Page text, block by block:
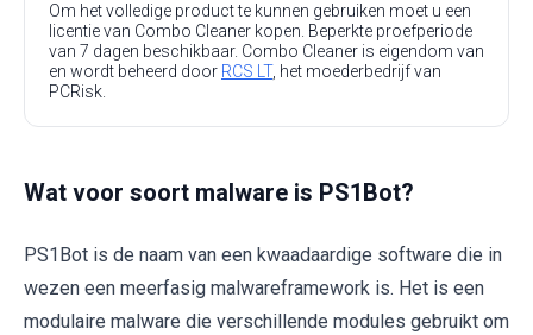
Om het volledige product te kunnen gebruiken moet u een
licentie van Combo Cleaner kopen. Beperkte proefperiode
van 7 dagen beschikbaar. Combo Cleaner is eigendom van
en wordt beheerd door RCS LT, het moederbedrijf van
PCRisk.
Wat voor soort malware is PS1Bot?
PS1Bot is de naam van een kwaadaardige software die in
wezen een meerfasig malwareframework is. Het is een
modulaire malware die verschillende modules gebruikt om